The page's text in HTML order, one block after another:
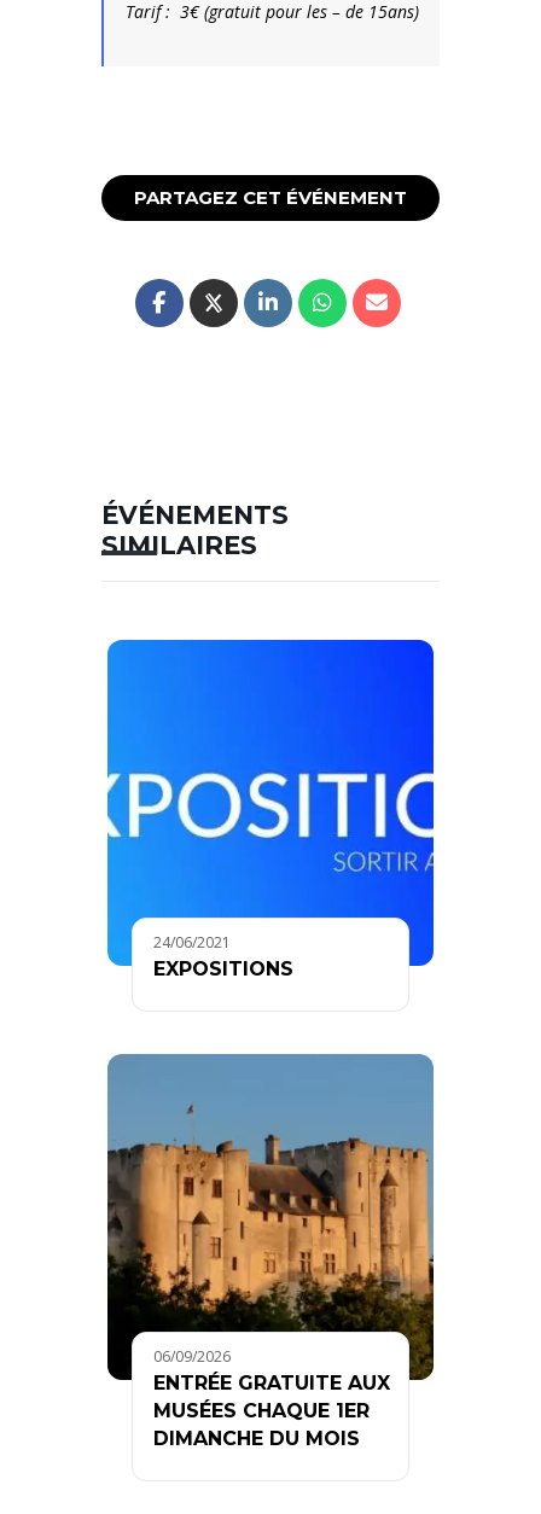
Tarif : 3€ (gratuit pour les – de 15ans)
PARTAGEZ CET ÉVÉNEMENT
ÉVÉNEMENTS
SIMILAIRES
24/06/2021
EXPOSITIONS
06/09/2026
ENTRÉE GRATUITE AUX
MUSÉES CHAQUE 1ER
DIMANCHE DU MOIS